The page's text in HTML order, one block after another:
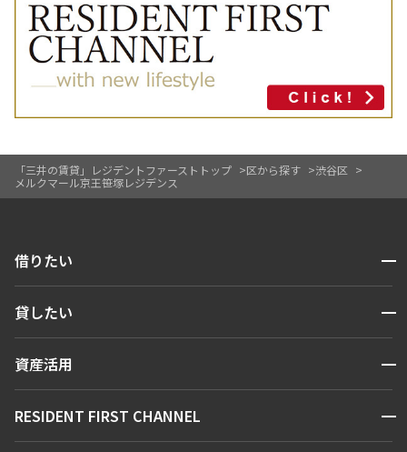
「三井の賃貸」レジデントファーストトップ 区から探す
渋谷区
メルクマール京王笹塚レジデンス
借りたい 開閉
人気エリアから探す
貸したい 開閉
お問い合わせ
資産活用 開閉
お問い合わせ
RESIDENT FIRST CHANNEL 開閉